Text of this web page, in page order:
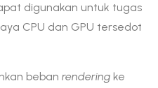
digunakan untuk tugas
CPU dan GPU tersedot
beban rendering ke